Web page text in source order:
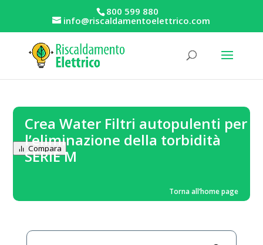
800 599 880
info@riscaldamentoelettrico.com
Crea Water Filtri autopulenti per
l’eliminazione della torbidità
SERIE M
Compara
Torna all’home page